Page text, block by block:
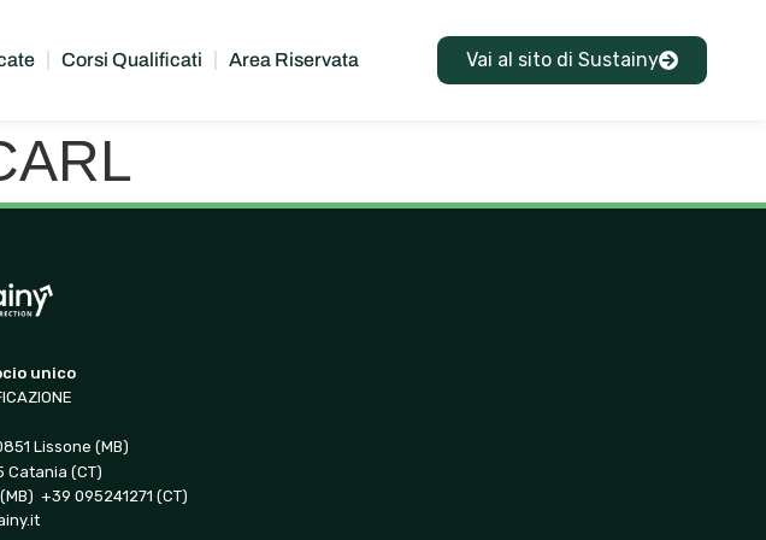
Corsi Qualificati Area Riservata Vai al sito di Sustainy
unico
Lissone (MB)
Catania (CT)
+39 095241271 (CT)